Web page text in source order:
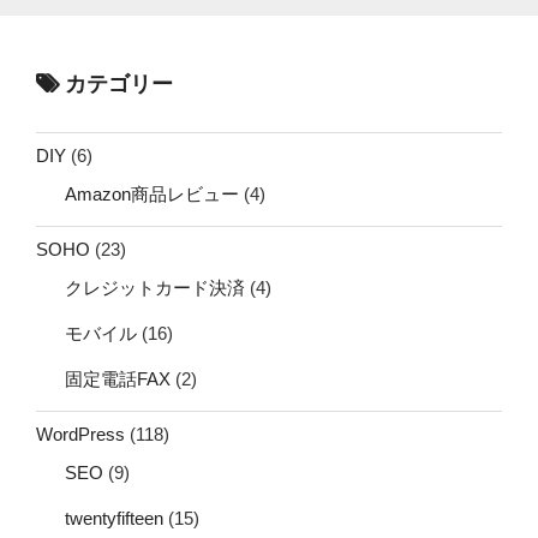
カテゴリー
DIY (6)
Amazon商品レビュー (4)
SOHO (23)
クレジットカード決済 (4)
モバイル (16)
固定電話FAX (2)
WordPress (118)
SEO (9)
twentyfifteen (15)